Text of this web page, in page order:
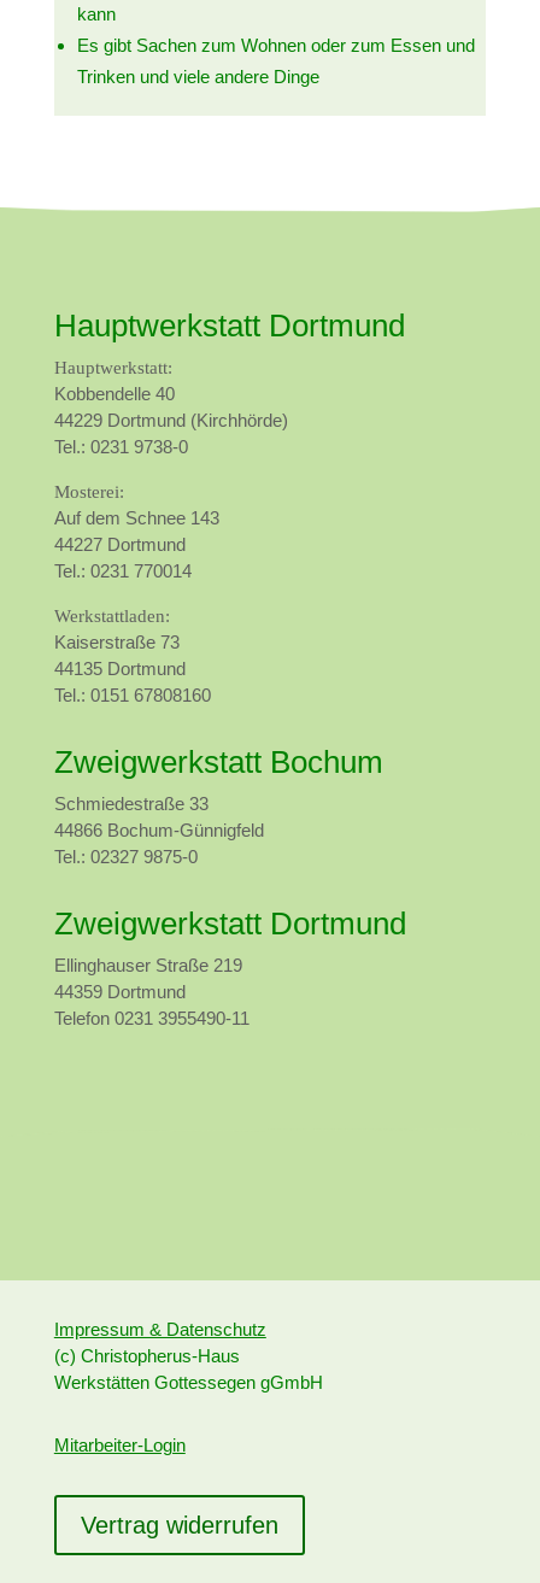
kann
Es gibt Sachen zum Wohnen oder zum Essen und
Trinken und viele andere Dinge
Hauptwerkstatt Dortmund
Hauptwerkstatt:
Kobbendelle 40
44229 Dortmund (Kirchhörde)
Tel.: 0231 9738-0
Mosterei:
Auf dem Schnee 143
44227 Dortmund
Tel.: 0231 770014
Werkstattladen:
Kaiserstraße 73
44135 Dortmund
Tel.: 0151 67808160
Zweigwerkstatt Bochum
Schmiedestraße 33
44866 Bochum-Günnigfeld
Tel.: 02327 9875-0
Zweigwerkstatt Dortmund
Ellinghauser Straße 219
44359 Dortmund
Telefon 0231 3955490-11
Impressum & Datenschutz
(c) Christopherus-Haus
Werkstätten Gottessegen gGmbH
Mitarbeiter-Login
Vertrag widerrufen